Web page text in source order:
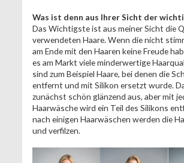
Was ist denn aus Ihrer Sicht der
Das Wichtigste ist aus meiner Sicht die
verwendeten Haare. Wenn die nicht
am Ende mit den Haaren keine Freude
es am Markt viele minderwertige
sind zum Beispiel Haare, bei denen die
entfernt und mit Silikon ersetzt wurde.
zunächst schön glänzend aus, aber mit
Haarwäsche wird ein Teil des Silikons
nach einigen Haarwäschen werden die
und verfilzen.